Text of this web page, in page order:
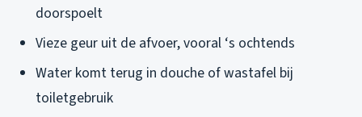
doorspoelt
Vieze geur uit de afvoer, vooral ‘s ochtends
Water komt terug in douche of wastafel bij
toiletgebruik